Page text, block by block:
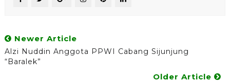
Newer Article
Alzi Nuddin Anggota PPWI Cabang Sijunjung
“Baralek”
Older Article